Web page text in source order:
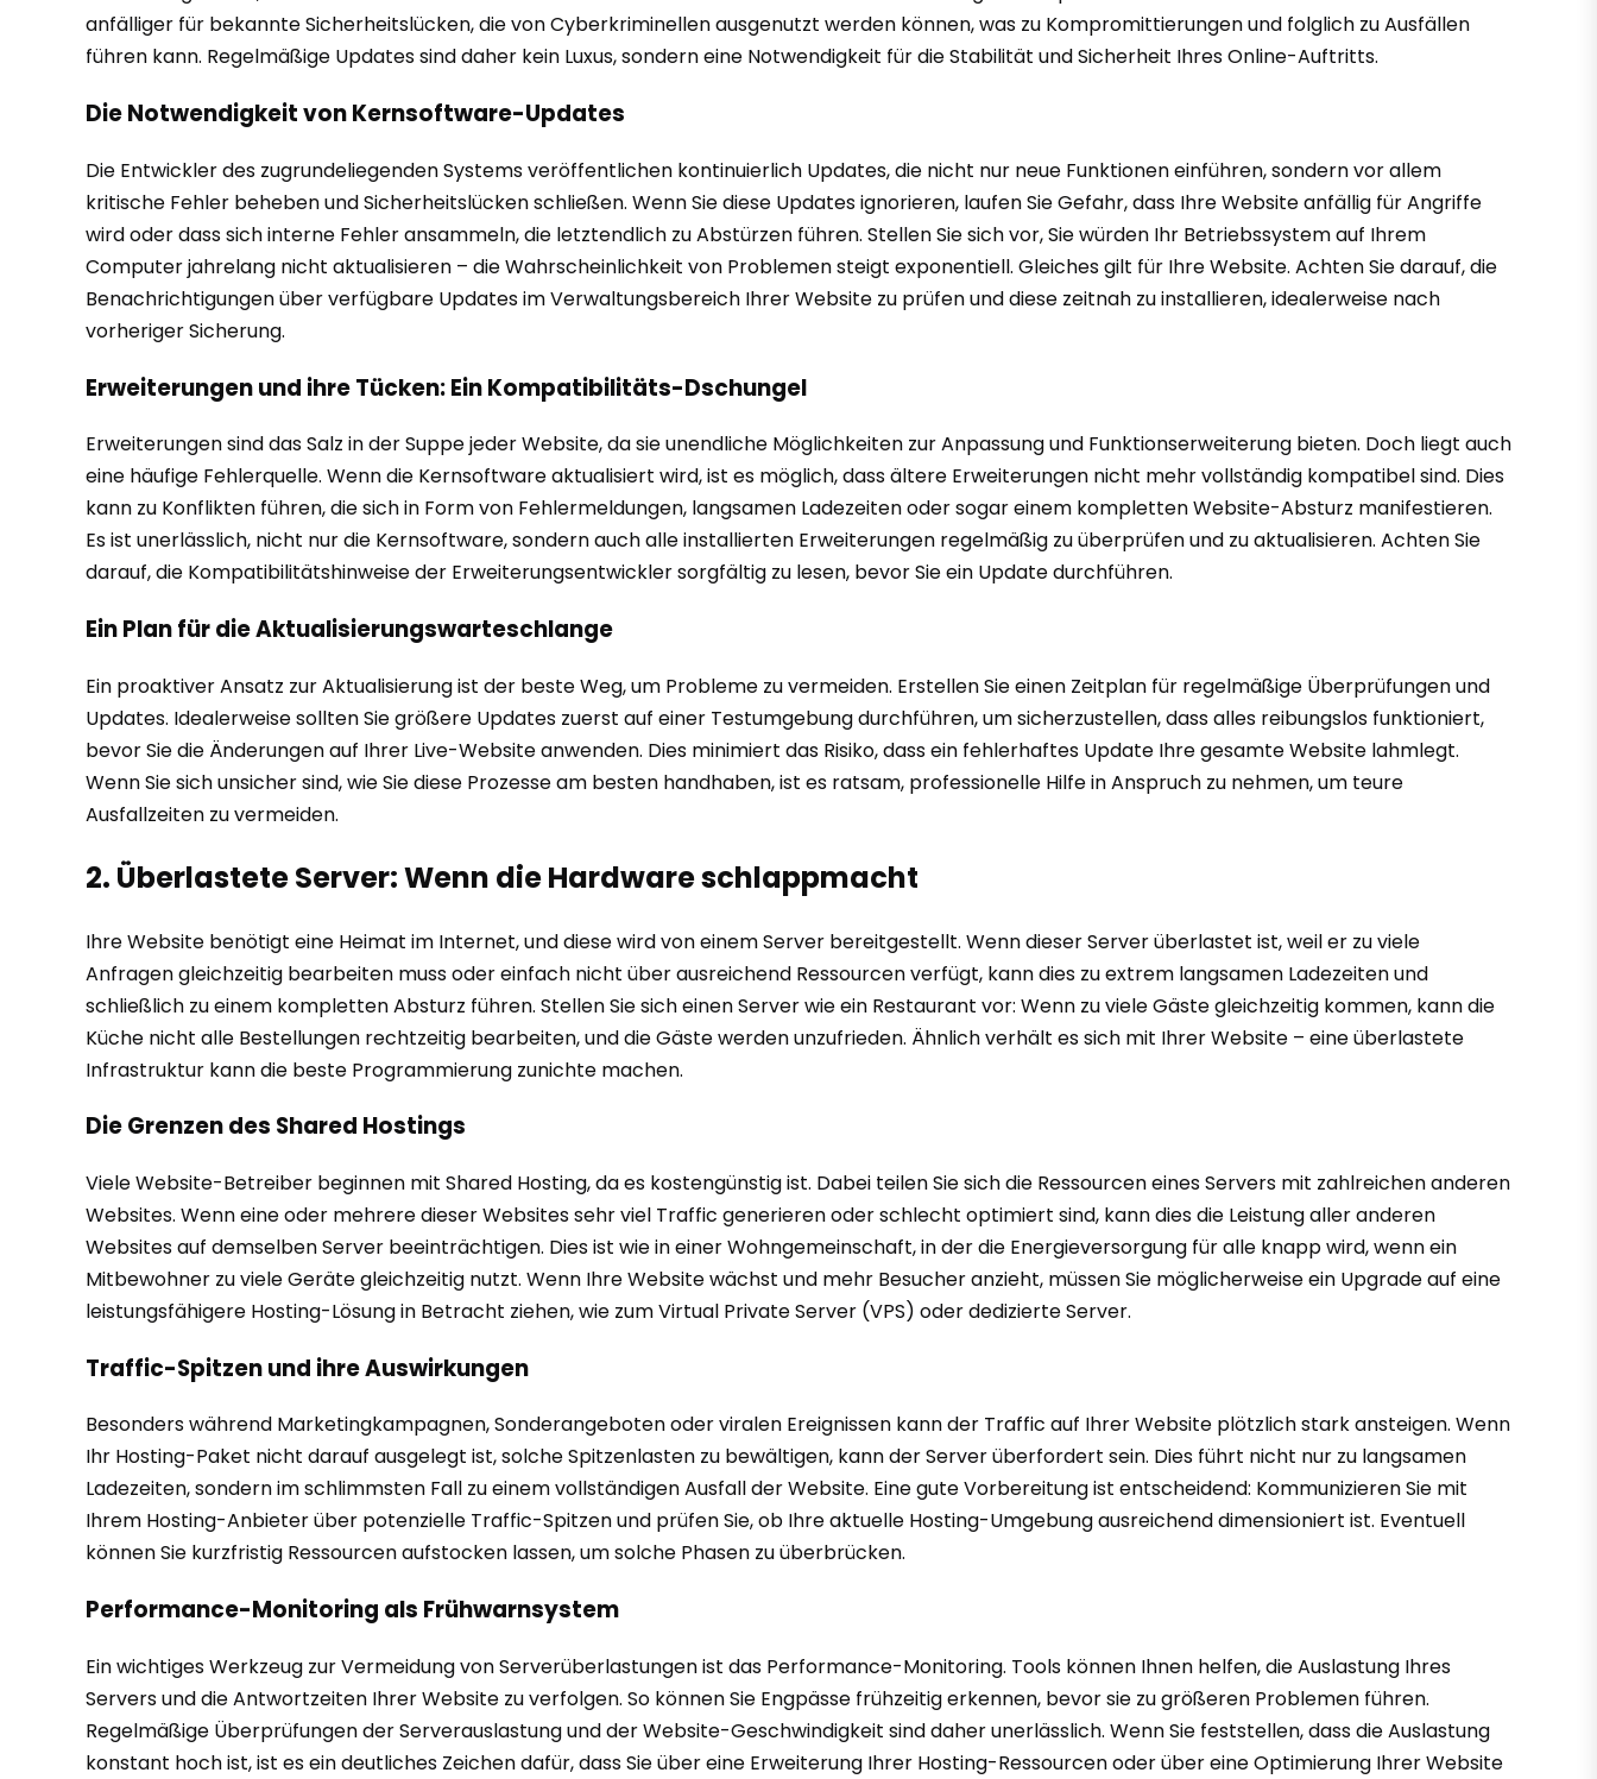
anfälliger für bekannte Sicherheitslücken, die von Cyberkriminellen ausgenutzt werden können, was zu Kompromittierungen und folglich zu Ausfällen
führen kann. Regelmäßige Updates sind daher kein Luxus, sondern eine Notwendigkeit für die Stabilität und Sicherheit Ihres Online-Auftritts.
Die Notwendigkeit von Kernsoftware-Updates
Die Entwickler des zugrundeliegenden Systems veröffentlichen kontinuierlich Updates, die nicht nur neue Funktionen einführen, sondern vor allem
kritische Fehler beheben und Sicherheitslücken schließen. Wenn Sie diese Updates ignorieren, laufen Sie Gefahr, dass Ihre Website anfällig für Angriffe
wird oder dass sich interne Fehler ansammeln, die letztendlich zu Abstürzen führen. Stellen Sie sich vor, Sie würden Ihr Betriebssystem auf Ihrem
Computer jahrelang nicht aktualisieren – die Wahrscheinlichkeit von Problemen steigt exponentiell. Gleiches gilt für Ihre Website. Achten Sie darauf, die
Benachrichtigungen über verfügbare Updates im Verwaltungsbereich Ihrer Website zu prüfen und diese zeitnah zu installieren, idealerweise nach
vorheriger Sicherung.
Erweiterungen und ihre Tücken: Ein Kompatibilitäts-Dschungel
Erweiterungen sind das Salz in der Suppe jeder Website, da sie unendliche Möglichkeiten zur Anpassung und Funktionserweiterung bieten. Doch liegt auch
eine häufige Fehlerquelle. Wenn die Kernsoftware aktualisiert wird, ist es möglich, dass ältere Erweiterungen nicht mehr vollständig kompatibel sind. Dies
kann zu Konflikten führen, die sich in Form von Fehlermeldungen, langsamen Ladezeiten oder sogar einem kompletten Website-Absturz manifestieren.
Es ist unerlässlich, nicht nur die Kernsoftware, sondern auch alle installierten Erweiterungen regelmäßig zu überprüfen und zu aktualisieren. Achten Sie
darauf, die Kompatibilitätshinweise der Erweiterungsentwickler sorgfältig zu lesen, bevor Sie ein Update durchführen.
Ein Plan für die Aktualisierungswarteschlange
Ein proaktiver Ansatz zur Aktualisierung ist der beste Weg, um Probleme zu vermeiden. Erstellen Sie einen Zeitplan für regelmäßige Überprüfungen und
Updates. Idealerweise sollten Sie größere Updates zuerst auf einer Testumgebung durchführen, um sicherzustellen, dass alles reibungslos funktioniert,
bevor Sie die Änderungen auf Ihrer Live-Website anwenden. Dies minimiert das Risiko, dass ein fehlerhaftes Update Ihre gesamte Website lahmlegt.
Wenn Sie sich unsicher sind, wie Sie diese Prozesse am besten handhaben, ist es ratsam, professionelle Hilfe in Anspruch zu nehmen, um teure
Ausfallzeiten zu vermeiden.
2. Überlastete Server: Wenn die Hardware schlappmacht
Ihre Website benötigt eine Heimat im Internet, und diese wird von einem Server bereitgestellt. Wenn dieser Server überlastet ist, weil er zu viele
Anfragen gleichzeitig bearbeiten muss oder einfach nicht über ausreichend Ressourcen verfügt, kann dies zu extrem langsamen Ladezeiten und
schließlich zu einem kompletten Absturz führen. Stellen Sie sich einen Server wie ein Restaurant vor: Wenn zu viele Gäste gleichzeitig kommen, kann die
Küche nicht alle Bestellungen rechtzeitig bearbeiten, und die Gäste werden unzufrieden. Ähnlich verhält es sich mit Ihrer Website – eine überlastete
Infrastruktur kann die beste Programmierung zunichte machen.
Die Grenzen des Shared Hostings
Viele Website-Betreiber beginnen mit Shared Hosting, da es kostengünstig ist. Dabei teilen Sie sich die Ressourcen eines Servers mit zahlreichen anderen
Websites. Wenn eine oder mehrere dieser Websites sehr viel Traffic generieren oder schlecht optimiert sind, kann dies die Leistung aller anderen
Websites auf demselben Server beeinträchtigen. Dies ist wie in einer Wohngemeinschaft, in der die Energieversorgung für alle knapp wird, wenn ein
Mitbewohner zu viele Geräte gleichzeitig nutzt. Wenn Ihre Website wächst und mehr Besucher anzieht, müssen Sie möglicherweise ein Upgrade auf eine
leistungsfähigere Hosting-Lösung in Betracht ziehen, wie zum Virtual Private Server (VPS) oder dedizierte Server.
Traffic-Spitzen und ihre Auswirkungen
Besonders während Marketingkampagnen, Sonderangeboten oder viralen Ereignissen kann der Traffic auf Ihrer Website plötzlich stark ansteigen. Wenn
Ihr Hosting-Paket nicht darauf ausgelegt ist, solche Spitzenlasten zu bewältigen, kann der Server überfordert sein. Dies führt nicht nur zu langsamen
Ladezeiten, sondern im schlimmsten Fall zu einem vollständigen Ausfall der Website. Eine gute Vorbereitung ist entscheidend: Kommunizieren Sie mit
Ihrem Hosting-Anbieter über potenzielle Traffic-Spitzen und prüfen Sie, ob Ihre aktuelle Hosting-Umgebung ausreichend dimensioniert ist. Eventuell
können Sie kurzfristig Ressourcen aufstocken lassen, um solche Phasen zu überbrücken.
Performance-Monitoring als Frühwarnsystem
Ein wichtiges Werkzeug zur Vermeidung von Serverüberlastungen ist das Performance-Monitoring. Tools können Ihnen helfen, die Auslastung Ihres
Servers und die Antwortzeiten Ihrer Website zu verfolgen. So können Sie Engpässe frühzeitig erkennen, bevor sie zu größeren Problemen führen.
Regelmäßige Überprüfungen der Serverauslastung und der Website-Geschwindigkeit sind daher unerlässlich. Wenn Sie feststellen, dass die Auslastung
konstant hoch ist, ist es ein deutliches Zeichen dafür, dass Sie über eine Erweiterung Ihrer Hosting-Ressourcen oder über eine Optimierung Ihrer Website